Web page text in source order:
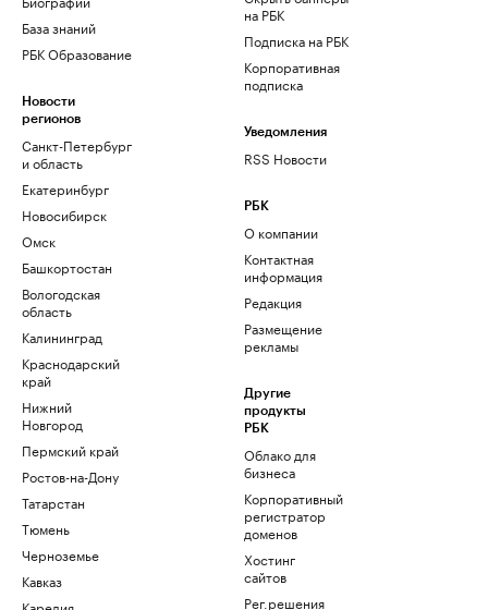
База знаний
РБК Образование
Новости
регионов
Санкт-Петербург
и область
Екатеринбург
Новосибирск
Омск
Башкортостан
Вологодская
область
Калининград
Краснодарский
край
Нижний
Новгород
Пермский край
Ростов-на-Дону
Татарстан
Тюмень
Черноземье
Кавказ
на РБК
Подписка на РБК
Корпоративная
подписка
Уведомления
RSS Новости
РБК
О компании
Контактная
информация
Редакция
Размещение
рекламы
Другие
продукты
РБК
Облако для
бизнеса
Корпоративный
регистратор
доменов
Хостинг
сайтов
Рег.решения